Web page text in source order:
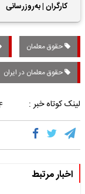
کارگران | به‌روزرسانی
کمک‌های معیشتی برای
کارگران
حقوق معلمان
حقوق معلمان در ایران
لینک کوتاه خبر :
اخبار مرتبط